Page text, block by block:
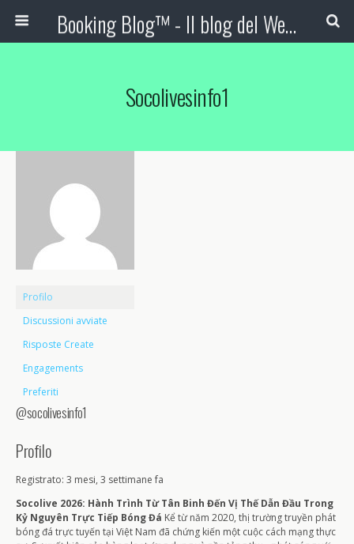
Booking Blog™ - Il blog del Web Marketing Turistico
Socolivesinfo1
Profilo
Discussioni avviate
Risposte Create
Engagements
Preferiti
@socolivesinfo1
Profilo
Registrato: 3 mesi, 3 settimane fa
Socolive 2026: Hành Trình Từ Tân Binh Đến Vị Thế Dẫn Đầu Trong
Kỷ Nguyên Trực Tiếp Bóng Đá Kể từ năm 2020, thị trường truyền phát
bóng đá trực tuyến tại Việt Nam đã chứng kiến một cuộc cách mạng thực